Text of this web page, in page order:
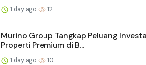
1 day ago 12
Murino Group Tangkap Peluang
Properti Premium di B...
1 day ago 10